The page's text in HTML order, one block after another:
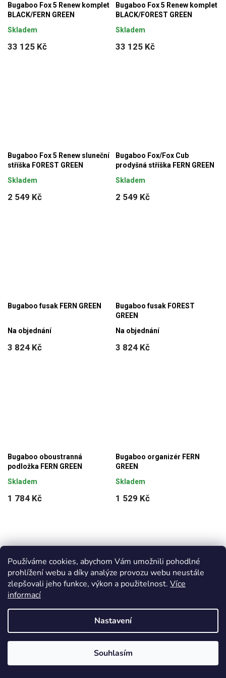
Používáme cookies, abychom Vám umožnili pohodlné
prohlížení webu a díky analýze provozu webu neustále
zlepšovali jeho funkce, výkon a použitelnost. Více
informací
Nastavení
Souhlasím
Bugaboo Fox 5 Renew komplet
BLACK/FERN GREEN
33 125 Kč
Skladem
Bugaboo Fox 5 Renew komplet
BLACK/FOREST GREEN
33 125 Kč
Skladem
Bugaboo Fox 5 Renew sluneční
stříška FOREST GREEN
2 549 Kč
Skladem
Bugaboo Fox/Fox Cub
prodyšná stříška FERN GREEN
2 549 Kč
Skladem
Bugaboo fusak FERN GREEN
3 824 Kč
Na objednání
Bugaboo fusak FOREST
GREEN
3 824 Kč
Na objednání
Bugaboo oboustranná
podložka FERN GREEN
1 784 Kč
Skladem
Bugaboo organizér FERN
GREEN
1 529 Kč
Skladem
Bugaboo organizér FOREST
Skladem
Bugaboo přebalovací batoh
FERN GREEN
4 079 Kč
Skladem
ZDARMA BEGGS VIDEOKURZ